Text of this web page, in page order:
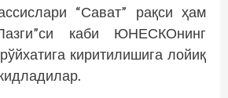
“Сават” рақси ҳам
каби ЮНЕСКОнинг
киритилишига лойиқ